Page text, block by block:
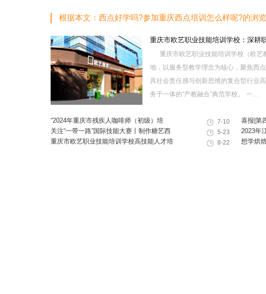
根据本文：西点好学吗?参加重庆西点培训怎么样呢?的浏
重庆市欧艺职业技能培训学校：深耕
重庆市欧艺职业技能培训学校（欧
地，以服务型教学理念为核心，聚焦西
具社会责任感与创新思维的复合型行业
务于一体的“产教融合”典范学校。 一...
“2024年重庆市残疾人咖啡师（初级）培
训”职业技能提升计划活动
7-10
喜报|第
巴渝青
技能培
关注“一带一路”国际技能大赛丨制作糖艺西
点，看手艺更考验审美
5-23
2023年
赛，我
重庆市欧艺职业技能培训学校高技能人才培
8-22 想学烘